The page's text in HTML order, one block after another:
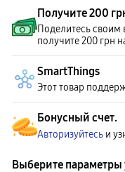
Получите 200
Поделитесь своим
получите 200 грн
SmartThings
Этот товар
Бонусный счет.
Авторизуйтесь и
Выберите параметры